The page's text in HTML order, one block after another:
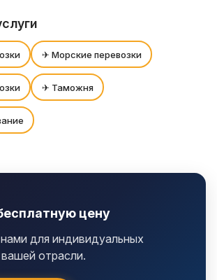
✈ Морские перевозки
✈ Таможня
цену
для индивидуальных
отрасли.